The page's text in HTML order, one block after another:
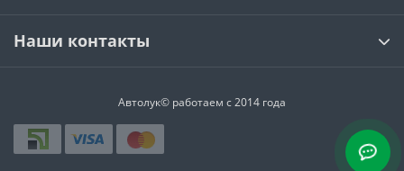
Наши контакты
Автолук© работаем с 2014 года